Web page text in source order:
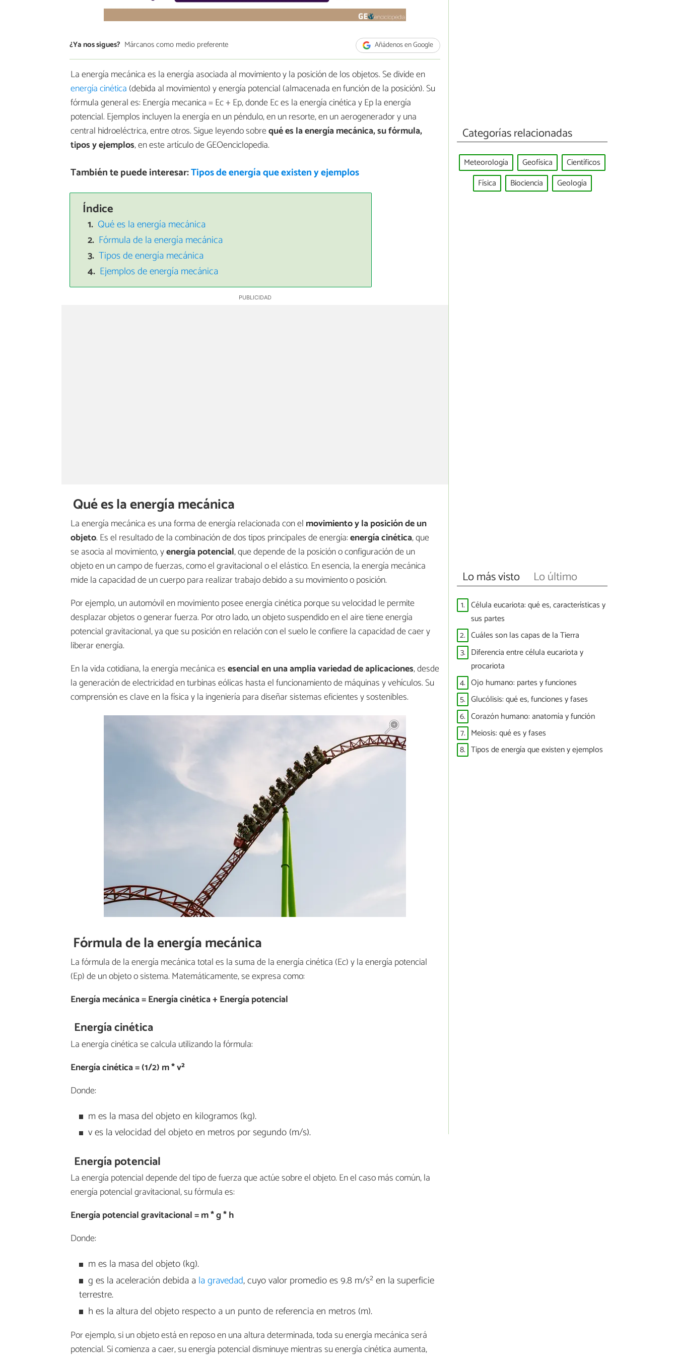
¿Ya nos sigues? Márcanos como medio preferente Añádenos en Google
La energía mecánica es la energía asociada al movimiento y la posición de los objetos. Se divide en
energía cinética (debida al movimiento) y energía potencial (almacenada en función de la posición). Su
fórmula general es: Energía mecanica = Ec + Ep, donde Ec es la energía cinética y Ep la energía
potencial. Ejemplos incluyen la energía en un péndulo, en un resorte, en un aerogenerador y una
central hidroeléctrica, entre otros. Sigue leyendo sobrequé es la energía mecánica, su fórmula,
tipos y ejemplos, en este artículo de GEOenciclopedia.
También te puede interesar:Tipos de energía que existen y ejemplos
Índice
Qué es la energía mecánica
Fórmula de la energía mecánica
Tipos de energía mecánica
Ejemplos de energía mecánica
Qué es la energía mecánica
La energía mecánica es una forma de energía relacionada con el movimiento y la posición de un
objeto. Es el resultado de la combinación de dos tipos principales de energía:energía cinética, que
se asocia al movimiento, yenergía potencial, que depende de la posición o configuración de un
objeto en un campo de fuerzas, como el gravitacional o el elástico. En esencia, la energía mecánica
mide la capacidad de un cuerpo para realizar trabajo debido a su movimiento o posición.
Por ejemplo, un automóvil en movimiento posee energía cinética porque su velocidad le permite
desplazar objetos o generar fuerza. Por otro lado, un objeto suspendido en el aire tiene energía
potencial gravitacional, ya que su posición en relación con el suelo le confiere la capacidad de caer y
liberar energía.
En la vida cotidiana, la energía mecánica esesencial en una amplia variedad de aplicaciones, desde
la generación de electricidad en turbinas eólicas hasta el funcionamiento de máquinas y vehículos. Su
comprensión es clave en la física y la ingeniería para diseñar sistemas eficientes y sostenibles.
Fórmula de la energía mecánica
La fórmula de la energía mecánica total es la suma de la energía cinética (Ec) y la energía potencial
(Ep) de un objeto o sistema. Matemáticamente, se expresa como:
Energía mecánica = Energía cinética + Energía potencial
Energía cinética
La energía cinética se calcula utilizando la fórmula:
Energía cinética = (1/2) m * v²
Donde:
m es la masa del objeto en kilogramos (kg).
v es la velocidad del objeto en metros por segundo (m/s).
Energía potencial
La energía potencial depende del tipo de fuerza que actúe sobre el objeto. En el caso más común, la
energía potencial gravitacional, su fórmula es:
Energía potencial gravitacional = m * g * h
Donde:
m es la masa del objeto (kg).
g es la aceleración debida a la gravedad, cuyo valor promedio es 9.8 m/s² en la superficie
terrestre.
h es la altura del objeto respecto a un punto de referencia en metros (m).
Por ejemplo, si un objeto está en reposo en una altura determinada, toda su energía mecánica será
potencial. Si comienza a caer, su energía potencial disminuye mientras su energía cinética aumenta,
Categorías relacionadas
Meteorología Geofísica
Científicos
Física
Biociencia Geología
Lo más visto Lo último
1. Célula eucariota: qué es, características y
sus partes
2. Cuáles son las capas de la Tierra
3. Diferencia entre célula eucariota y
procariota
4. Ojo humano: partes y funciones
5. Glucólisis: qué es, funciones y fases
6. Corazón humano: anatomía y función
7. Meiosis: qué es y fases
8. Tipos de energía que existen y ejemplos